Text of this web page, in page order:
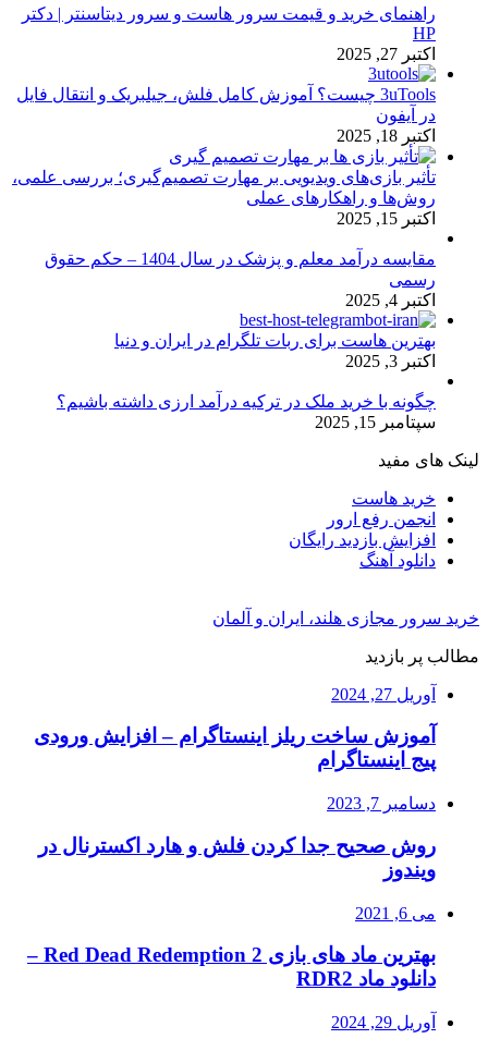
راهنمای خرید و قیمت سرور هاست و سرور دیتاسنتر | دکتر
HP
اکتبر 27, 2025
3uTools چیست؟ آموزش کامل فلش، جیلبریک و انتقال فایل
در آیفون
اکتبر 18, 2025
تأثیر بازی‌های ویدیویی بر مهارت تصمیم‌گیری؛ بررسی علمی،
روش‌ها و راهکارهای عملی
اکتبر 15, 2025
مقایسه درآمد معلم و پزشک در سال 1404 – حکم حقوق
رسمی
اکتبر 4, 2025
بهترین هاست برای ربات تلگرام در ایران و دنیا
اکتبر 3, 2025
چگونه با خرید ملک در ترکیه درآمد ارزی داشته باشیم؟
سپتامبر 15, 2025
لینک های مفید
خرید هاست
انجمن رفع ارور
افزایش بازدید رایگان
دانلود آهنگ
خرید سرور مجازی هلند، ایران و آلمان
مطالب پر بازدید
آوریل 27, 2024
آموزش ساخت ریلز اینستاگرام – افزایش ورودی
پیج اینستاگرام
دسامبر 7, 2023
روش صحیح جدا کردن فلش و هارد اکسترنال در
ویندوز
می 6, 2021
بهترین ماد های بازی Red Dead Redemption 2 –
دانلود ماد RDR2
آوریل 29, 2024